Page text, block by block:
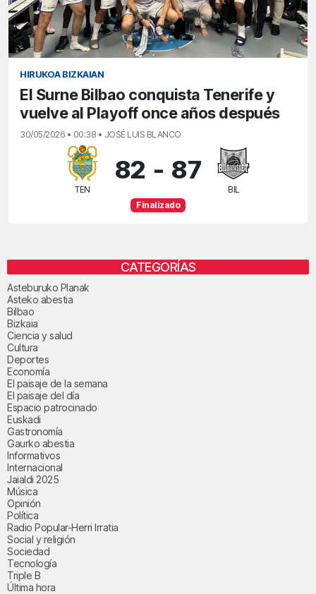
HIRUKOA BIZKAIAN
El Surne Bilbao conquista Tenerife y
vuelve al Playoff once años después
30/05/2026 • 00:38 • JOSÉ LUIS BLANCO
TEN
82 - 87
BIL
Finalizado
CATEGORÍAS
Asteburuko Planak
Asteko abestia
Bilbao
Bizkaia
Ciencia y salud
Cultura
Deportes
Economía
El paisaje de la semana
El paisaje del día
Espacio patrocinado
Euskadi
Gastronomía
Gaurko abestia
Informativos
Internacional
Jaialdi 2025
Música
Opinión
Política
Radio Popular-Herri Irratia
Social y religión
Sociedad
Tecnología
Triple B
Última hora